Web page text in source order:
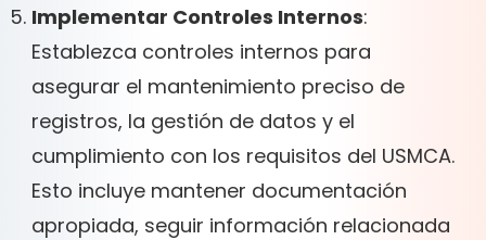
Implementar Controles Internos:
Establezca controles internos para
asegurar el mantenimiento preciso de
registros, la gestión de datos y el
cumplimiento con los requisitos del USMCA.
Esto incluye mantener documentación
apropiada, seguir información relacionada